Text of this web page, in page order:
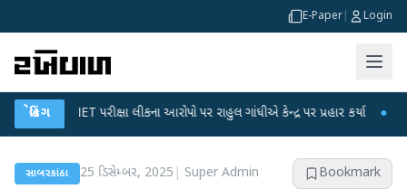
E-Paper Login
બ્રેકિંગ
UGC-NET પરીક્ષા લીકના આરોપો પર રાહુલ ગાંધીએ કેન્દ્ર પર પ્રહાર કર્યા ●
સાબરકાંઠા 25 ડિસેમ્બર, 2025 Super Admin Bookmark